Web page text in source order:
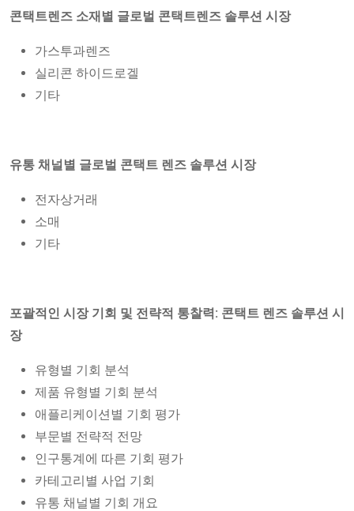
콘택트렌즈 소재별 글로벌 콘택트렌즈 솔루션 시장
가스투과렌즈
실리콘 하이드로겔
기타
유통 채널별 글로벌 콘택트 렌즈 솔루션 시장
전자상거래
소매
기타
포괄적인 시장 기회 및 전략적 통찰력: 콘택트 렌즈 솔루션 시
장
유형별 기회 분석
제품 유형별 기회 분석
애플리케이션별 기회 평가
부문별 전략적 전망
인구통계에 따른 기회 평가
카테고리별 사업 기회
유통 채널별 기회 개요